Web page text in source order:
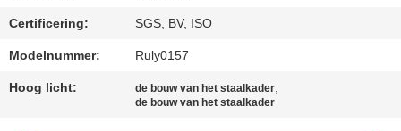
CONTACTEER
ONS
Certificering: SGS, BV, ISO
Modelnummer: Ruly0157
Hoog licht: de bouw van het staalkader,
de bouw van het staalkader